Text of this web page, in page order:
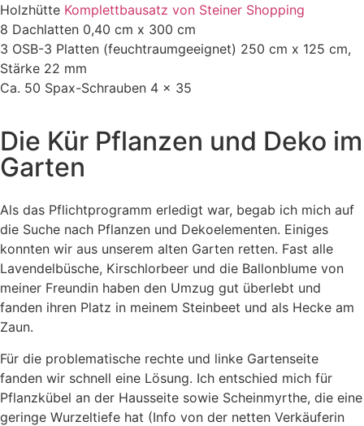
Holzhütte Komplettbausatz von Steiner Shopping
8 Dachlatten 0,40 cm x 300 cm
3 OSB-3 Platten (feuchtraumgeeignet) 250 cm x 125 cm,
Stärke 22 mm
Ca. 50 Spax-Schrauben 4 x 35
Die Kür Pflanzen und Deko im
Garten
Als das Pflichtprogramm erledigt war, begab ich mich auf
die Suche nach Pflanzen und Dekoelementen. Einiges
konnten wir aus unserem alten Garten retten. Fast alle
Lavendelbüsche, Kirschlorbeer und die Ballonblume von
meiner Freundin haben den Umzug gut überlebt und
fanden ihren Platz in meinem Steinbeet und als Hecke am
Zaun.
Für die problematische rechte und linke Gartenseite
fanden wir schnell eine Lösung. Ich entschied mich für
Pflanzkübel an der Hausseite sowie Scheinmyrthe, die eine
geringe Wurzeltiefe hat (Info von der netten Verkäuferin